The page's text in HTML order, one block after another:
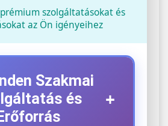
szolgáltatásokat és
az Ön igényeihez
Szakmai
és
+